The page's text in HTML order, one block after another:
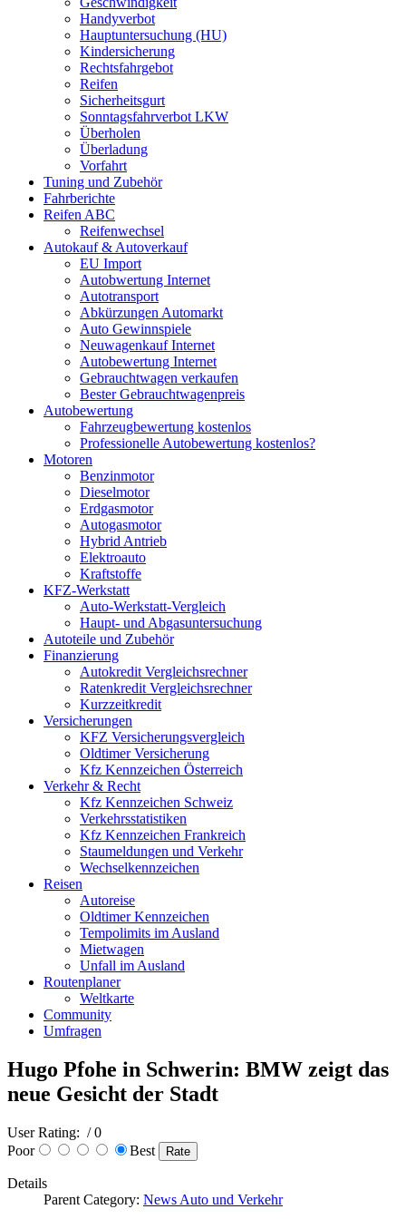
Handyverbot
Hauptuntersuchung (HU)
Kindersicherung
Rechtsfahrgebot
Reifen
Sicherheitsgurt
Sonntagsfahrverbot LKW
Überholen
Überladung
Vorfahrt
Tuning und Zubehör
Fahrberichte
Reifen ABC
Reifenwechsel
Autokauf & Autoverkauf
EU Import
Autobwertung Internet
Autotransport
Abkürzungen Automarkt
Auto Gewinnspiele
Neuwagenkauf Internet
Autobewertung Internet
Gebrauchtwagen verkaufen
Bester Gebrauchtwagenpreis
Autobewertung
Fahrzeugbewertung kostenlos
Professionelle Autobewertung kostenlos?
Motoren
Benzinmotor
Dieselmotor
Erdgasmotor
Autogasmotor
Hybrid Antrieb
Elektroauto
Kraftstoffe
KFZ-Werkstatt
Auto-Werkstatt-Vergleich
Haupt- und Abgasuntersuchung
Autoteile und Zubehör
Finanzierung
Autokredit Vergleichsrechner
Ratenkredit Vergleichsrechner
Kurzzeitkredit
Versicherungen
KFZ Versicherungsvergleich
Oldtimer Versicherung
Kfz Kennzeichen Österreich
Verkehr & Recht
Kfz Kennzeichen Schweiz
Verkehrsstatistiken
Kfz Kennzeichen Frankreich
Staumeldungen und Verkehr
Wechselkennzeichen
Reisen
Autoreise
Oldtimer Kennzeichen
Tempolimits im Ausland
Mietwagen
Unfall im Ausland
Routenplaner
Weltkarte
Community
Umfragen
Hugo Pfohe in Schwerin: BMW zeigt das
neue Gesicht der Stadt
User Rating: / 0
Poor
Best
Details
Parent Category: News Auto und Verkehr